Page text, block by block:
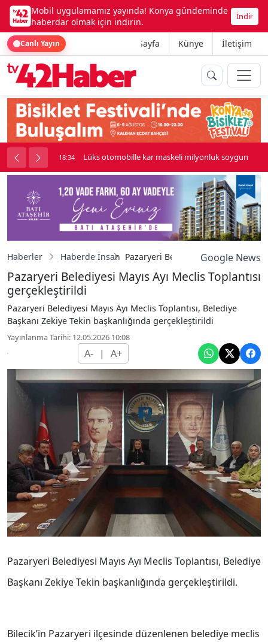
Mobil uygulamamız yayında! Konya gündeminde
haberdar olmak için indirin.
İndir
Canlı Yayın Ana Sayfa Künye İletişim
kavga çıktı 18:34 Lüks otomobille kar maskeli milyonluk soygun
Haberler Haberde İnsan Pazaryeri Belediyesi Mayıs Ayı
Google News
Pazaryeri Belediyesi Mayıs Ayı Meclis Toplantısı
gerçekleştirildi
Pazaryeri Belediyesi Mayıs Ayı Meclis Toplantısı, Belediye
Başkanı Zekiye Tekin başkanlığında gerçekleştirildi
Yayınlanma Tarihi: 12.05.2026 10:08
A- | A+
Pazaryeri Belediyesi Mayıs Ayı Meclis Toplantısı, Belediye
Başkanı Zekiye Tekin başkanlığında gerçekleştirildi.
Bilecik’in Pazaryeri ilçesinde düzenlenen belediye meclis